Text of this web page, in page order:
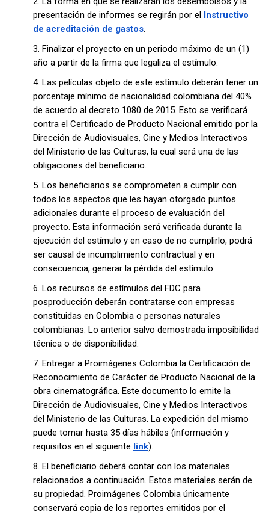
presentación de informes se regirán por el
Instructivo
de acreditación de gastos.
3. Finalizar el proyecto en un periodo máximo de un (1)
año a partir de la firma que legaliza el estímulo.
4. Las películas objeto de este estímulo deberán tener un
porcentaje mínimo de nacionalidad colombiana del 40%
de acuerdo al decreto 1080 de 2015. Esto se verificará
contra el Certificado de Producto Nacional emitido por la
Dirección de Audiovisuales, Cine y Medios Interactivos
del Ministerio de las Culturas, la cual será una de las
obligaciones del beneficiario.
5. Los beneficiarios se comprometen a cumplir con
todos los aspectos que les hayan otorgado puntos
adicionales durante el proceso de evaluación del
proyecto. Esta información será verificada durante la
ejecución del estímulo y en caso de no cumplirlo, podrá
ser causal de incumplimiento contractual y en
consecuencia, generar la pérdida del estímulo.
6. Los recursos de estímulos del FDC para
posproducción deberán contratarse con empresas
constituidas en Colombia o personas naturales
colombianas. Lo anterior salvo demostrada imposibilidad
técnica o de disponibilidad.
7. Entregar a Proimágenes Colombia la Certificación de
Reconocimiento de Carácter de Producto Nacional de la
obra cinematográfica. Este documento lo emite la
Dirección de Audiovisuales, Cine y Medios Interactivos
del Ministerio de las Culturas. La expedición del mismo
puede tomar hasta 35 días hábiles (información y
requisitos en el siguiente link).
8. El beneficiario deberá contar con los materiales
relacionados a continuación. Estos materiales serán de
su propiedad. Proimágenes Colombia únicamente
conservará copia de los reportes emitidos por el